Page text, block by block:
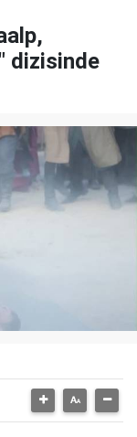
dizisinde